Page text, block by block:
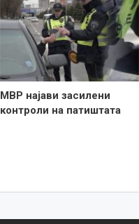
МВР најави засилени
контроли на патиштата